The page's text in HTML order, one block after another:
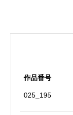
作品番号
025_195